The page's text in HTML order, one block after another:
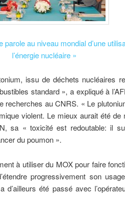
parole au niveau mondial d’une
l’énergie nucléaire »
issu de déchets nucléaires
standard », a expliqué à
recherches au CNRS. « Le
violent. Le mieux aurait été
sa « toxicité est redoutable: il
du poumon ».
à utiliser du MOX pour faire
progressivement son
été passé avec